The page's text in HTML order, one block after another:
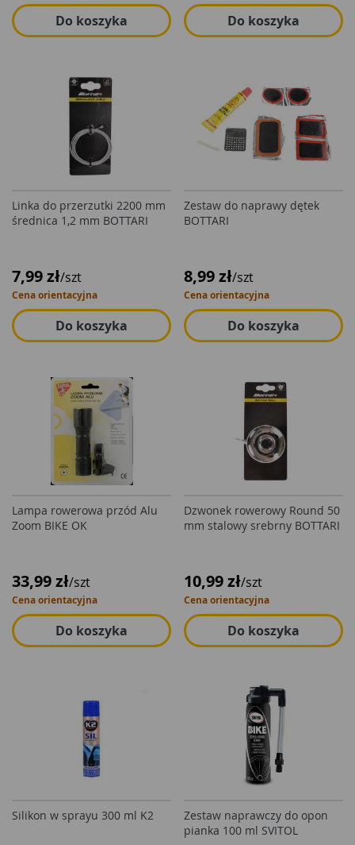
Do koszyka Do koszyka
Linka do przerzutki 2200 mm
średnica 1,2 mm BOTTARI
7,99 zł/szt
Cena orientacyjna
Do koszyka
Zestaw do naprawy dętek
BOTTARI
8,99 zł/szt
Cena orientacyjna
Do koszyka
Lampa rowerowa przód Alu
Zoom BIKE OK
33,99 zł/szt
Cena orientacyjna
Do koszyka
Dzwonek rowerowy Round 50
mm stalowy srebrny BOTTARI
10,99 zł/szt
Cena orientacyjna
Do koszyka
Silikon w sprayu 300 ml K2
Zestaw naprawczy do opon
pianka 100 ml SVITOL